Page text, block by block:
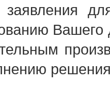
заявления